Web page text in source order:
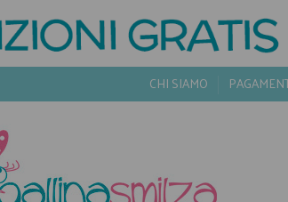
CHI SIAMO